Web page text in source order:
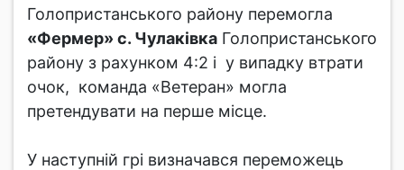
Голопристанського району перемогла
«Фермер» с. Чулаківка Голопристанського
району з рахунком 4:2 і у випадку втрати
очок, команда «Ветеран» могла
претендувати на перше місце.
У наступній грі визначався переможець